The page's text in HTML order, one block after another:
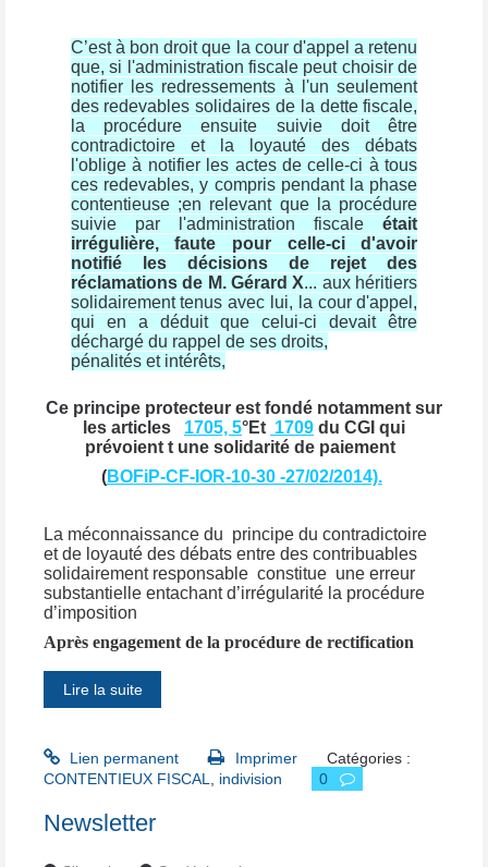
C’est à bon droit que la cour d'appel a retenu
que, si l'administration fiscale peut choisir de
notifier les redressements à l'un seulement
des redevables solidaires de la dette fiscale,
la procédure ensuite suivie doit être
contradictoire et la loyauté des débats
l'oblige à notifier les actes de celle-ci à tous
ces redevables, y compris pendant la phase
contentieuse ;en relevant que la procédure
suivie par l'administration fiscaleétait
irrégulière, faute pour celle-ci d'avoir
notifié les décisions de rejetdes
réclamations de M. Gérard X... aux héritiers
solidairement tenus avec lui, la cour d'appel,
qui en a déduit que celui-ci devait être
déchargé du rappel de ses droits,
pénalités et intérêts,
Ce principe protecteur est fondé notamment sur
les articles 1705, 5°Et 1709 du CGI qui
prévoient t une solidarité de paiement
(BOFiP-CF-IOR-10-30 -27/02/2014).
La méconnaissance du principe du contradictoire
et de loyauté des débats entre des contribuables
solidairement responsable constitue une erreur
substantielle entachant d’irrégularité la procédure
d’imposition
Après engagement de la procédure de rectification
Lire la suite
Lien permanent Imprimer
Catégories :
CONTENTIEUX FISCAL
indivision 0
Newsletter